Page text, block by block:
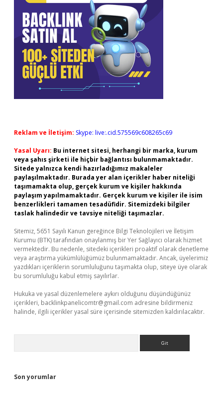
Reklam ve İletişim: Skype: live:.cid.575569c608265c69
Yasal Uyarı: Bu internet sitesi, herhangi bir marka, kurum
veya şahıs şirketi ile hiçbir bağlantısı bulunmamaktadır.
Sitede yalnızca kendi hazırladığımız makaleler
paylaşılmaktadır. Burada yer alan içerikler haber niteliği
taşımamakta olup, gerçek kurum ve kişiler hakkında
paylaşım yapılmamaktadır. Gerçek kurum ve kişiler ile isim
benzerlikleri tamamen tesadüfidir. Sitemizdeki bilgiler
taslak halindedir ve tavsiye niteliği taşımazlar.
Sitemiz, 5651 Sayılı Kanun gereğince Bilgi Teknolojileri ve İletişim
Kurumu (BTK) tarafından onaylanmış bir Yer Sağlayıcı olarak hizmet
vermektedir. Bu nedenle, sitedeki içerikleri proaktif olarak denetleme
veya araştırma yükümlülüğümüz bulunmamaktadır. Ancak, üyelerimiz
yazdıkları içeriklerin sorumluluğunu taşımakta olup, siteye üye olarak
bu sorumluluğu kabul etmiş sayılırlar.
Hukuka ve yasal düzenlemelere aykırı olduğunu düşündüğünüz
içerikleri, backlinkpanelicomtr@gmail.com adresine bildirmeniz
halinde, ilgili içerikler yasal süre içerisinde sitemizden kaldırılacaktır.
Son yorumlar